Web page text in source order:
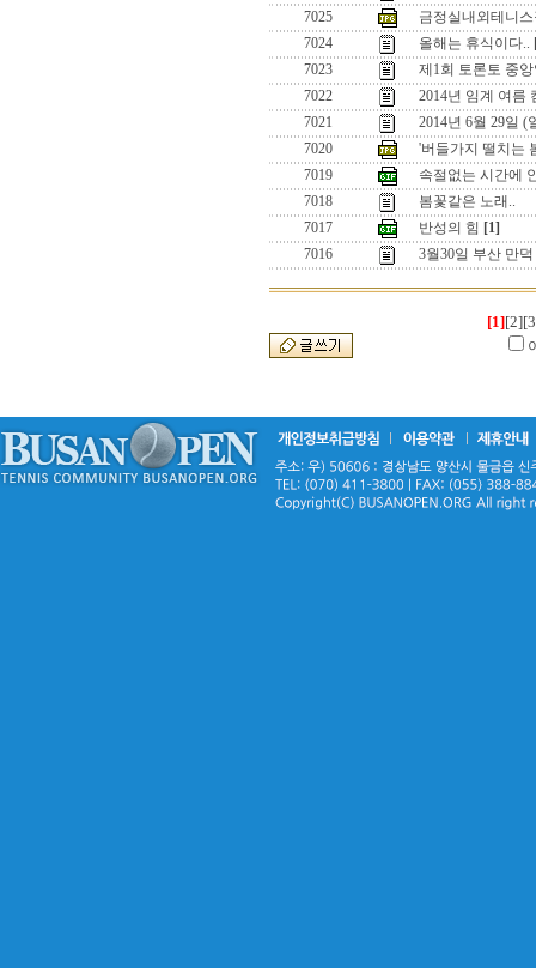
7025
금정실내외테니
7024
올해는 휴식이다..
7023
제1회 토론토 중
7022
2014년 임계 여름
7021
2014년 6월 29일
7020
'버들가지 떨치는
7019
속절없는 시간에
7018
봄꽃같은 노래..
7017
반성의 힘 [1]
7016
3월30일 부산 만
[1][2]